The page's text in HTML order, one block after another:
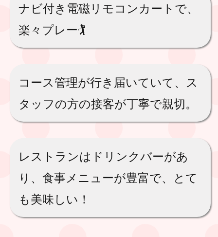
ナビ付き電磁リモコンカートで、
楽々プレー🏌️
コース管理が行き届いていて、ス
タッフの方の接客が丁寧で親切。
レストランはドリンクバーがあ
り、食事メニューが豊富で、とて
も美味しい！